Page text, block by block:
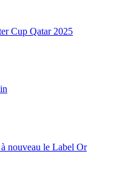
Cup Qatar 2025
nouveau le Label Or